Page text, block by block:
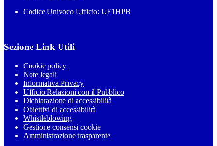
Codice Univoco Ufficio: UF1HPB
Sezione Link Utili
Cookie policy
Note legali
Informativa Privacy
Ufficio Relazioni con il Pubblico
Dichiarazione di accessibilità
Obiettivi di accessibilità
Whistleblowing
Gestione consensi cookie
Amministrazione trasparente